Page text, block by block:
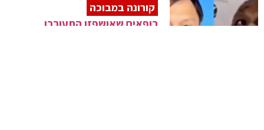
קורונה במבוכה
רופאים שאושפזו התעוררו